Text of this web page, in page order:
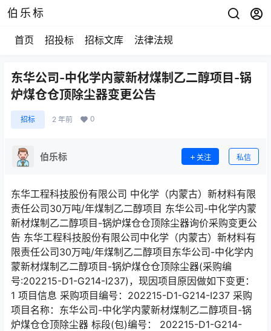
伯乐标
首页 招投标 招标文库 法律法规
东华公司-中化学内蒙新材煤制乙二醇项目-锅
炉煤仓仓顶除尘器变更公告
招标 2 年前 0
伯乐标 关注 私信
东华工程科技股份有限公司 中化学（内蒙古）新材料有限
责任公司30万吨/年煤制乙二醇项目 东华公司-中化学内蒙
新材煤制乙二醇项目-锅炉煤仓仓顶除尘器询价采购变更公
告 东华工程科技股份有限公司中化学（内蒙古）新材料有
限责任公司30万吨/年煤制乙二醇项目东华公司-中化学内
蒙新材煤制乙二醇项目-锅炉煤仓仓顶除尘器(采购编
号:202215-D1-G214-I237)，现因项目原因做如下变更：
1 项目信息 采购项目编号：202215-D1-G214-I237 采购
项目名称：东华公司-中化学内蒙新材煤制乙二醇项目-锅
炉煤仓仓顶除尘器 标段(包)编号： 202215-D1-G214-